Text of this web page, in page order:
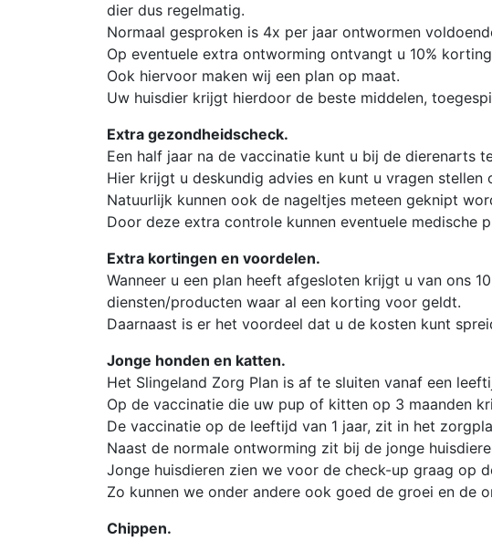
dier dus regelmatig.
Normaal gesproken is 4x per jaar ontwormen
Op eventuele extra ontworming ontvangt u 10%
Ook hiervoor maken wij een plan op maat.
Uw huisdier krijgt hierdoor de beste middelen,
Extra gezondheidscheck.
Een half jaar na de vaccinatie kunt u bij de dierenarts
Hier krijgt u deskundig advies en kunt u vragen
Natuurlijk kunnen ook de nageltjes meteen geknipt
Door deze extra controle kunnen eventuele medische
Extra kortingen en voordelen.
Wanneer u een plan heeft afgesloten krijgt u van ons
diensten/producten waar al een korting voor geldt.
Daarnaast is er het voordeel dat u de kosten kunt
Jonge honden en katten.
Het Slingeland Zorg Plan is af te sluiten vanaf een
Op de vaccinatie die uw pup of kitten op 3 maanden
De vaccinatie op de leeftijd van 1 jaar, zit in het
Naast de normale ontworming zit bij de jonge
Jonge huisdieren zien we voor de check-up graag op
Zo kunnen we onder andere ook goed de groei en de
Chippen.